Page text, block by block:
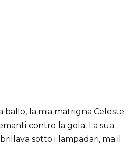
ballo, la mia matrigna Celeste
contro la gola. La sua
sotto i lampadari, ma il